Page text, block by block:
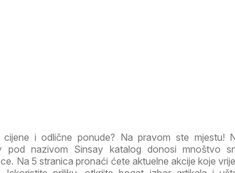
i odlične ponude? Na pravom ste mjestu!
pod nazivom Sinsay katalog donosi mnoštvo
Na 5 stranica pronaći ćete aktuelne akcije koje